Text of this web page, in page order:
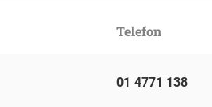
Telefon
01 4771 138